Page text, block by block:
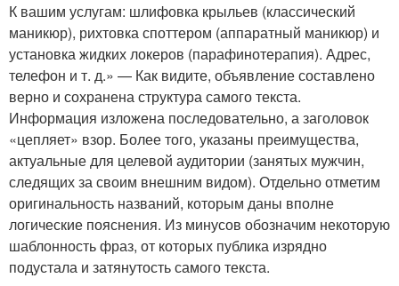
К вашим услугам: шлифовка крыльев (классический
маникюр), рихтовка споттером (аппаратный маникюр) и
установка жидких локеров (парафинотерапия). Адрес,
телефон и т. д.» — Как видите, объявление составлено
верно и сохранена структура самого текста.
Информация изложена последовательно, а заголовок
«цепляет» взор. Более того, указаны преимущества,
актуальные для целевой аудитории (занятых мужчин,
следящих за своим внешним видом). Отдельно отметим
оригинальность названий, которым даны вполне
логические пояснения. Из минусов обозначим некоторую
шаблонность фраз, от которых публика изрядно
подустала и затянутость самого текста.